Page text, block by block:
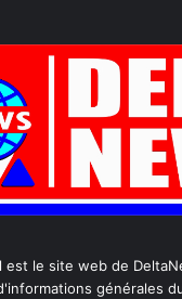
est le site web de
générales